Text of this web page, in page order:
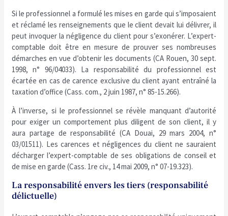
Si le professionnel a formulé les mises en garde qui s’imposaient
et réclamé les renseignements que le client devait lui délivrer, il
peut invoquer la négligence du client pour s’exonérer. L’expert-
comptable doit être en mesure de prouver ses nombreuses
démarches en vue d’obtenir les documents (CA Rouen, 30 sept.
1998, n° 96/04033). La responsabilité du professionnel est
écartée en cas de carence exclusive du client ayant entraîné la
taxation d’office (Cass. com., 2 juin 1987, n° 85-15.266).
À l’inverse, si le professionnel se révèle manquant d’autorité
pour exiger un comportement plus diligent de son client, il y
aura partage de responsabilité (CA Douai, 29 mars 2004, n°
03/01511). Les carences et négligences du client ne sauraient
décharger l’expert-comptable de ses obligations de conseil et
de mise en garde (Cass. 1re civ., 14 mai 2009, n° 07-19.323).
La responsabilité envers les tiers (responsabilité
délictuelle)